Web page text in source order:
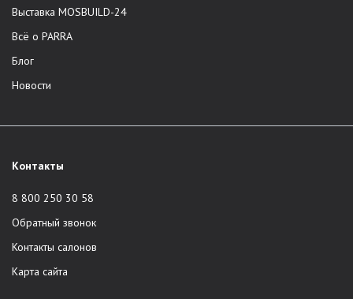
Выставка MOSBUILD-24
Всё о PARRA
Блог
Новости
Контакты
8 800 250 30 58
Обратный звонок
Контакты салонов
Карта сайта